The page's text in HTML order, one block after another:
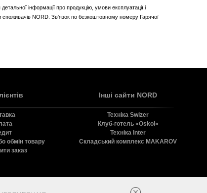
інформації про продукцію, умови експлуатації і
споживачів NORD. Зв'язок по безкоштовному номеру Гарячої
обмін товару
заказ
Інші сайти NORD
Технiка Swizer
Клуб-готель «Oskol»
Технiка Inter
Складський комплекс MAKAROV